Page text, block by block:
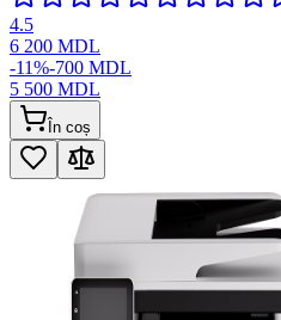
4.5
6 200 MDL
-11%-700 MDL
5 500 MDL
În coș